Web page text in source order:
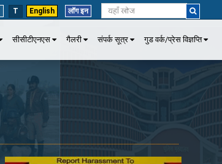
T English लॉग इन
सीसीटीएनएस गैलरी संपर्क सूत्र गुड वर्क/प्रेस विज्ञप्ति